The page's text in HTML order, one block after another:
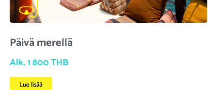
Päivä merellä
Alk. 1 800 THB
Lue lisää